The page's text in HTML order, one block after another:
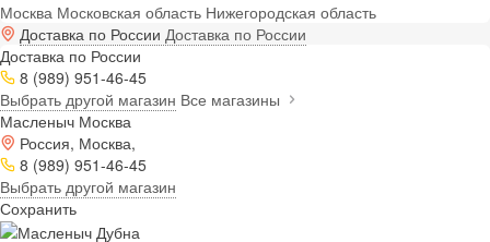
Москва Московская область Нижегородская область
Доставка по России Доставка по России
Доставка по России
8 (989) 951-46-45
Выбрать другой магазин Все магазины
Масленыч Москва
Россия, Москва,
8 (989) 951-46-45
Выбрать другой магазин
Сохранить